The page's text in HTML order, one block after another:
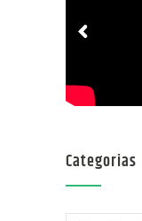
Categorias